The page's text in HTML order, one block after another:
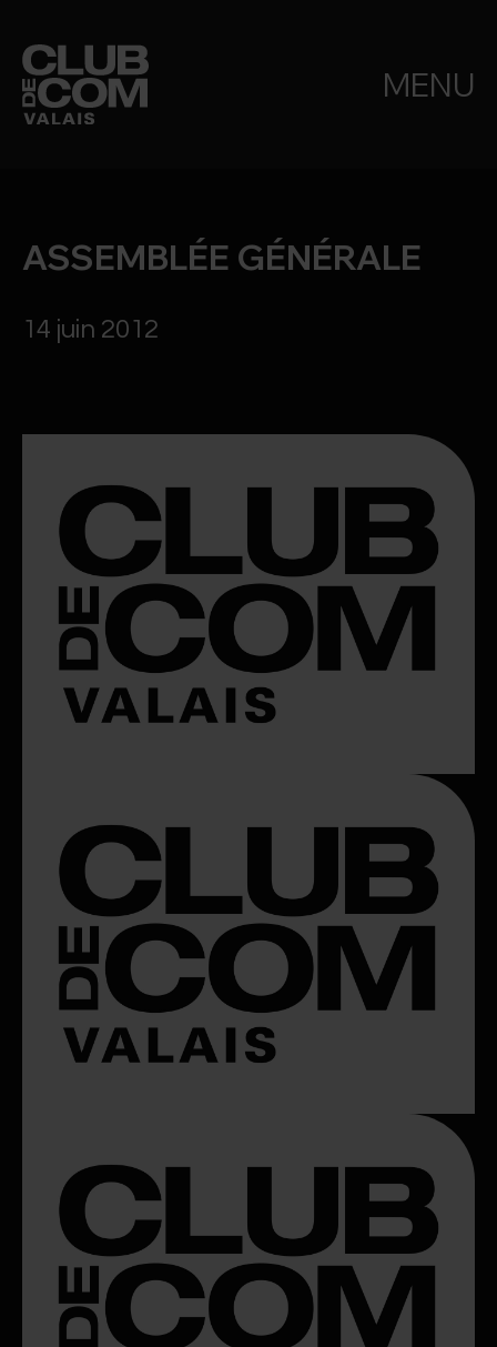
MENU
ASSEMBLÉE GÉNÉRALE
14 juin 2012